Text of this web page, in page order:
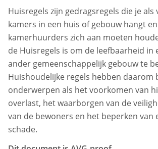
Huisregels zijn gedragsregels die je
kamers in een huis of gebouw hangt
kamerhuurders zich aan moeten
de Huisregels is om de leefbaarheid in
ander gemeenschappelijk gebouw te
Huishoudelijke regels hebben daarom
onderwerpen als het voorkomen van
overlast, het waarborgen van de
van de bewoners en het beperken van
schade.